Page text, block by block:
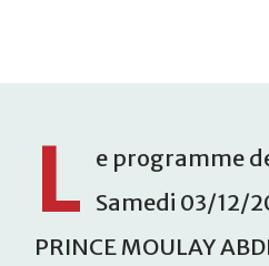
L e programme
Samedi 03/12/
PRINCE MOULAY